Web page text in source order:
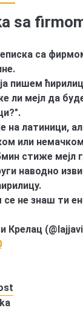
sa
са
пишем
ли мејл да
на латиници,
или
стиже мејл
наводно
не знаш ти
Крелац